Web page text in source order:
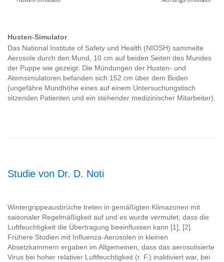
Husten-Simulator
Das National Institute of Safety und Health (NIOSH) sammelte
Aerosole durch den Mund, 10 cm auf beiden Seiten des Mundes
der Puppe wie gezeigt. Die Mündungen der Husten- und
Atemsimulatoren befanden sich 152 cm über dem Boden
(ungefähre Mundhöhe eines auf einem Untersuchungstisch
sitzenden Patienten und ein stehender medizinischer Mitarbeiter).
Studie von Dr. D. Noti
Wintergrippeausbrüche treten in gemäßigten Klimazonen mit
saisonaler Regelmäßigkeit auf und es wurde vermutet, dass die
Luftfeuchtigkeit die Übertragung beeinflussen kann [1], [2].
Frühere Studien mit Influenza-Aerosolen in kleinen
Absetzkammern ergaben im Allgemeinen, dass das aerosolisierte
Virus bei hoher relativer Luftfeuchtigkeit (r. F.) inaktiviert war, bei